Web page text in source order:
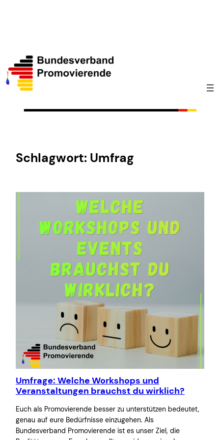
Schlagwort: Umfrag
Umfrage: Welche Workshops und
Veranstaltungen brauchst du wirklich?
Euch als Promovierende besser zu unterstützen bedeutet,
genau auf eure Bedürfnisse einzugehen. Als
Bundesverband Promovierende ist es unser Ziel, die